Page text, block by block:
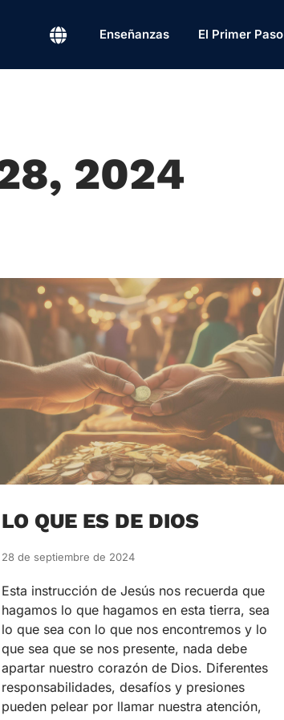
Enseñanzas El Primer Paso
2024
LO QUE ES DE DIOS
28 de septiembre de 2024
Esta instrucción de Jesús nos recuerda que
hagamos lo que hagamos en esta tierra, sea
lo que sea con lo que nos encontremos y lo
que sea que se nos presente, nada debe
apartar nuestro corazón de Dios. Diferentes
responsabilidades, desafíos y presiones
pueden pelear por llamar nuestra atención,